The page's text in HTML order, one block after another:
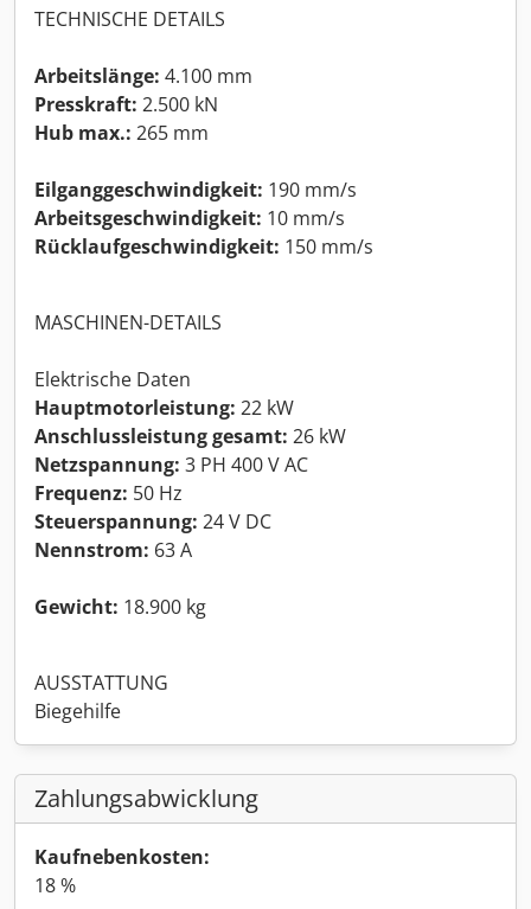
TECHNISCHE DETAILS
Arbeitslänge: 4.100 mm
Presskraft: 2.500 kN
Hub max.: 265 mm
Eilganggeschwindigkeit: 190 mm/s
Arbeitsgeschwindigkeit: 10 mm/s
Rücklaufgeschwindigkeit: 150 mm/s
MASCHINEN-DETAILS
Elektrische Daten
Hauptmotorleistung: 22 kW
Anschlussleistung gesamt: 26 kW
Netzspannung: 3 PH 400 V AC
Frequenz: 50 Hz
Steuerspannung: 24 V DC
Nennstrom: 63 A
Gewicht: 18.900 kg
AUSSTATTUNG
Biegehilfe
Zahlungsabwicklung
Kaufnebenkosten:
18 %